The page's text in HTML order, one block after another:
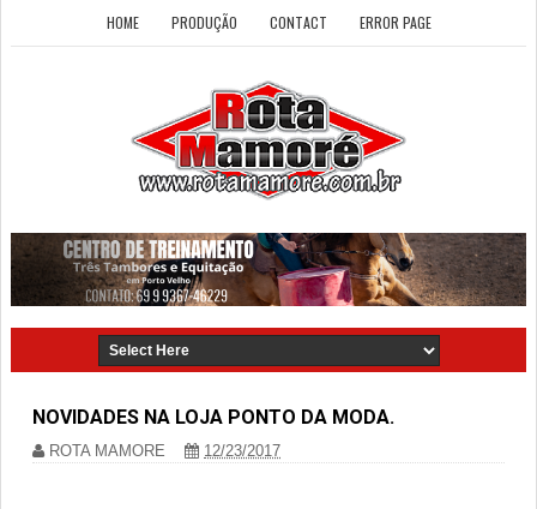
HOME PRODUÇÃO CONTACT ERROR PAGE
NOVIDADES NA LOJA PONTO DA MODA.
ROTA MAMORE 12/23/2017